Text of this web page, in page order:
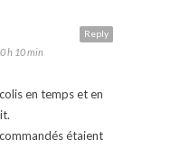
Reply
h 10 min
en temps et en
étaient